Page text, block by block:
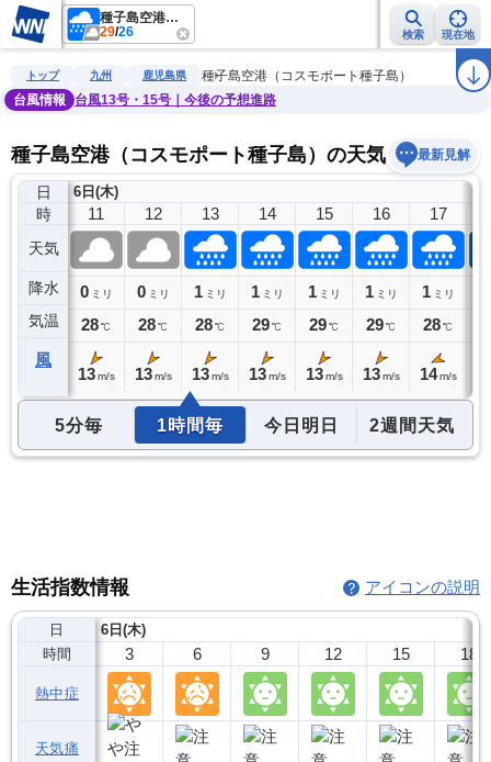
種子島空港（コスモポート種子島）
29/26 検索 現在地
雨雲レーダー 台風情報 地震情報 警報・注意報 2週間天気 ラ
トップ 九州 鹿児島県
種子島空港（コスモポート種子島）
台風情報
台風13号・15号｜今後の予想進路
種子島空港（コスモポート種子島）の天気予報最新見解
日
時
天気
降水
気温
風
6日(木)
10
0ミリ
27℃
13
11
0 ミリ
28℃
13 m/s
12
0 ミリ
28℃
13 m/s
13
1 ミリ
28℃
13 m/s
14
1 ミリ
29℃
13 m/s
15
1 ミリ
29℃
13 m/s
16
1 ミリ
29℃
13 m/s
17
1 ミリ
28℃
14 m/s
5分毎 1時間毎 今日明日 2週間天気
生活指数情報 アイコンの説明
日
時間
熱中症
天気痛
6日(木)
3 6 9 12 15 18